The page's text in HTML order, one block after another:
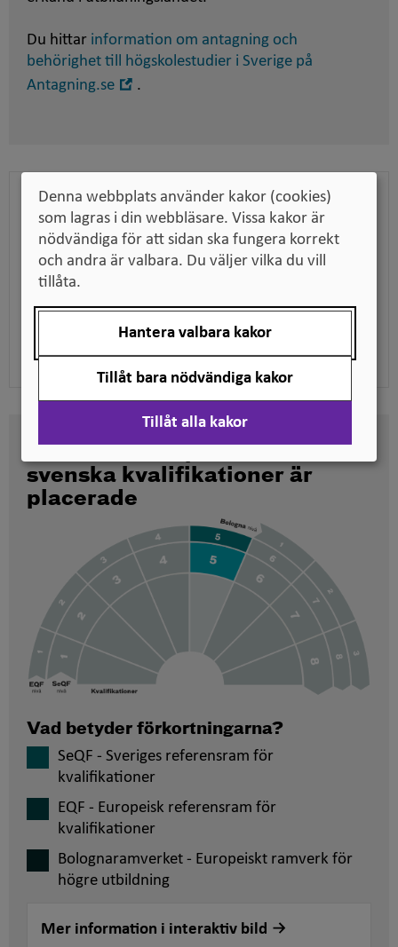
Du hittar information om antagning och
behörighet till högskolestudier i Sverige på
Antagning.se
.
Bedömningen som pdf
Ladda ner bedömningen för att till exempel kunna
skicka den till en arbetsgivare när du söker jobb,
tillsammans med dina utbildningsdokument.
Ladda ner pdf
svenska kvalifikationer är
placerade
Vad betyder förkortningarna?
SeQF - Sveriges referensram för
kvalifikationer
EQF - Europeisk referensram för
kvalifikationer
Bolognaramverket - Europeiskt ramverk för
högre utbildning
Mer information i interaktiv bild
Denna webbplats använder kakor (cookies)
som lagras i din webbläsare. Vissa kakor är
nödvändiga för att sidan ska fungera korrekt
och andra är valbara. Du väljer vilka du vill
tillåta.
Hantera valbara kakor
Tillåt bara nödvändiga kakor
Tillåt alla kakor